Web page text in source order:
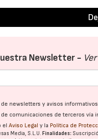
Newsletter -
newsletters y avisos
comunicaciones de terceros vía
elAviso Legal y la Política de
Media, S.L.U. Finalidades: